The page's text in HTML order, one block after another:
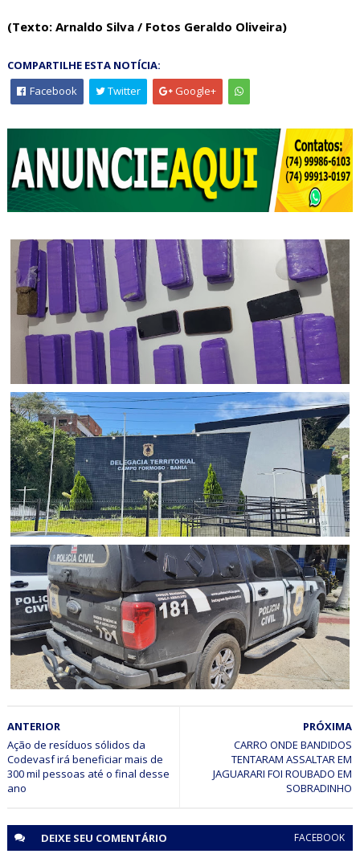
(Texto: Arnaldo Silva / Fotos Geraldo Oliveira)
COMPARTILHE ESTA NOTÍCIA:
Facebook
Twitter Google+
BAHIA
Ação policial resulta na prisão de dois suspeitos e na
apreensão de 22 kg de maconha no Sul da Bahia
CAMPO FORMOSO
Acusado de praticar homicídio no distrito de Araras é
preso pela Polícia Civil em Campo Formoso (BA)
Polícia Civil cumpre mandado de prisão preventiva por
tráfico de drogas em Juazeiro (BA)
PRÓXIMA
CARRO ONDE BANDIDOS
TENTARAM ASSALTAR EM
JAGUARARI FOI ROUBADO EM
SOBRADINHO
ANTERIOR
Ação de resíduos sólidos da
Codevasf irá beneficiar mais de
300 mil pessoas até o final desse
DEIXE SEU COMENTÁRIO FACEBOOK